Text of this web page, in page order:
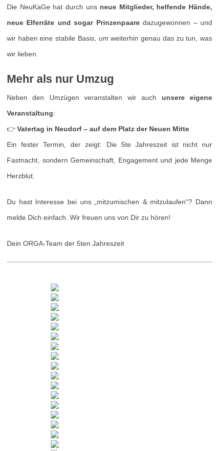
Die NeuKaGe hat durch uns neue Mitglieder, helfende Hände,
neue Elferräte und sogar Prinzenpaaredazugewonnen – und
wir haben eine stabile Basis, um weiterhin genau das zu tun, was
wir lieben.
Mehr als nur Umzug
Neben den Umzügen veranstalten wir auch unsere eigene
Veranstaltung:
👉 Vatertag in Neudorf – auf dem Platz der Neuen Mitte
Ein fester Termin, der zeigt: Die 5te Jahreszeit ist nicht nur
Fastnacht, sondern Gemeinschaft, Engagement und jede Menge
Herzblut.
Du hast Interesse bei uns „mitzumischen & mitzulaufen“? Dann
melde Dich einfach. Wir freuen uns von Dir zu hören!
Dein ORGA-Team der 5ten Jahreszeit